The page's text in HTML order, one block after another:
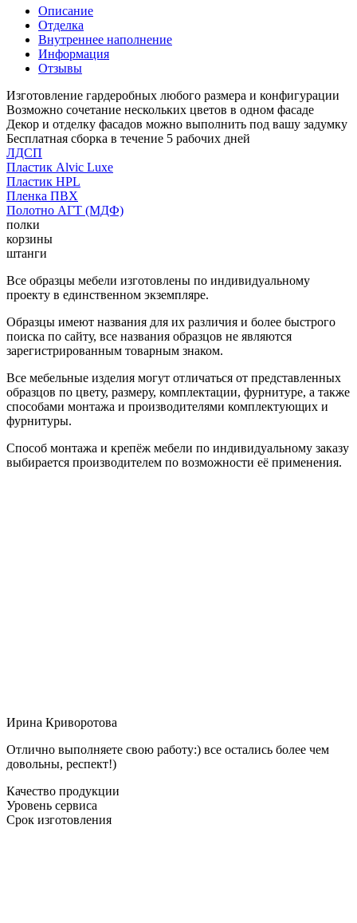
Описание
Отделка
Внутреннее наполнение
Информация
Отзывы
Изготовление гардеробных любого размера и конфигурации
Возможно сочетание нескольких цветов в одном фасаде
Декор и отделку фасадов можно выполнить под вашу задумку
Бесплатная сборка в течение 5 рабочих дней
ЛДСП
Пластик Alvic Luxe
Пластик HPL
Пленка ПВХ
Полотно АГТ (МДФ)
полки
корзины
штанги
Все образцы мебели изготовлены по индивидуальному
проекту в единственном экземпляре.
Образцы имеют названия для их различия и более быстрого
поиска по сайту, все названия образцов не являются
зарегистрированным товарным знаком.
Все мебельные изделия могут отличаться от представленных
образцов по цвету, размеру, комплектации, фурнитуре, а также
способами монтажа и производителями комплектующих и
фурнитуры.
Способ монтажа и крепёж мебели по индивидуальному заказу
выбирается производителем по возможности её применения.
Ирина Криворотова
Отлично выполняете свою работу:) все остались более чем
довольны, респект!)
Качество продукции
Уровень сервиса
Срок изготовления